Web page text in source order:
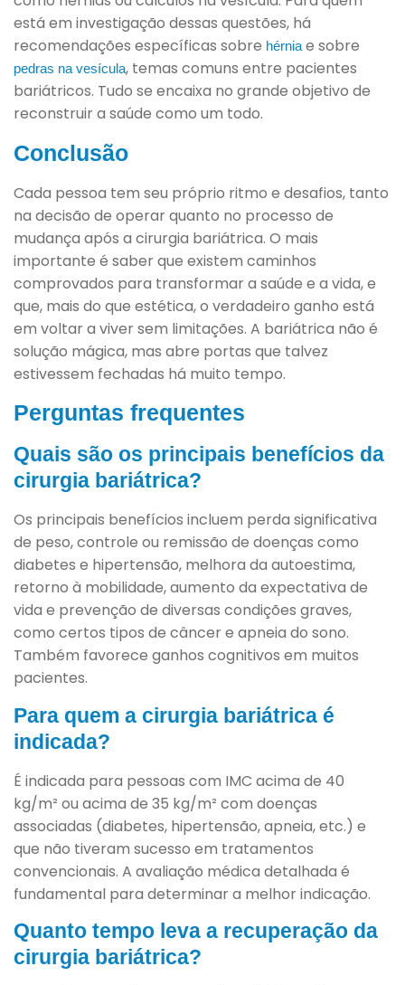
está em investigação dessas questões, há
recomendações específicas sobre hérniae sobre
pedras na vesícula, temas comuns entre pacientes
bariátricos. Tudo se encaixa no grande objetivo de
reconstruir a saúde como um todo.
Conclusão
Cada pessoa tem seu próprio ritmo e desafios, tanto
na decisão de operar quanto no processo de
mudança após a cirurgia bariátrica. O mais
importante é saber que existem caminhos
comprovados para transformar a saúde e a vida, e
que, mais do que estética, o verdadeiro ganho está
em voltar a viver sem limitações. A bariátrica não é
solução mágica, mas abre portas que talvez
estivessem fechadas há muito tempo.
Perguntas frequentes
Quais são os principais benefícios da
cirurgia bariátrica?
Os principais benefícios incluem perda significativa
de peso, controle ou remissão de doenças como
diabetes e hipertensão, melhora da autoestima,
retorno à mobilidade, aumento da expectativa de
vida e prevenção de diversas condições graves,
como certos tipos de câncer e apneia do sono.
Também favorece ganhos cognitivos em muitos
pacientes.
Para quem a cirurgia bariátrica é
indicada?
É indicada para pessoas com IMC acima de 40
kg/m² ou acima de 35 kg/m² com doenças
associadas (diabetes, hipertensão, apneia, etc.) e
que não tiveram sucesso em tratamentos
convencionais. A avaliação médica detalhada é
fundamental para determinar a melhor indicação.
Quanto tempo leva a recuperação da
cirurgia bariátrica?